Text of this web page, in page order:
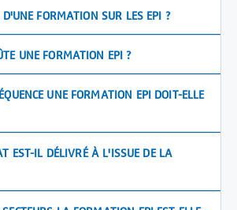
FORMATION SUR LES EPI ?
UNE FORMATION EPI ?
UNE FORMATION EPI DOIT-ELLE
EST-IL DÉLIVRÉ À L'ISSUE DE LA